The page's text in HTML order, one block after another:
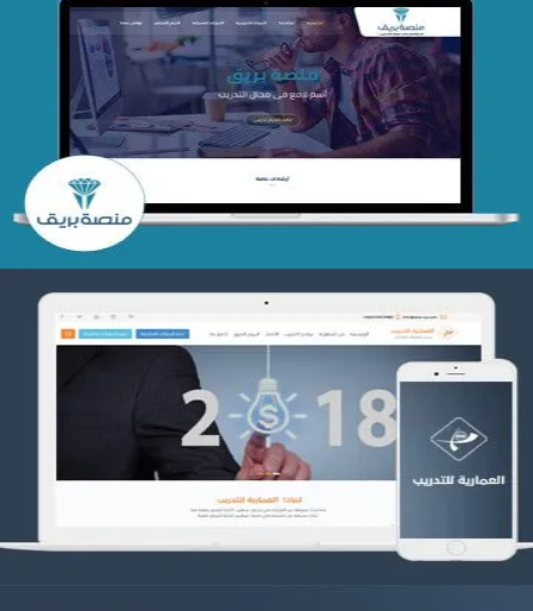
تصميم منصة بريق
التفاصيل
تصميم العمارية للتدريب
التفاصيل